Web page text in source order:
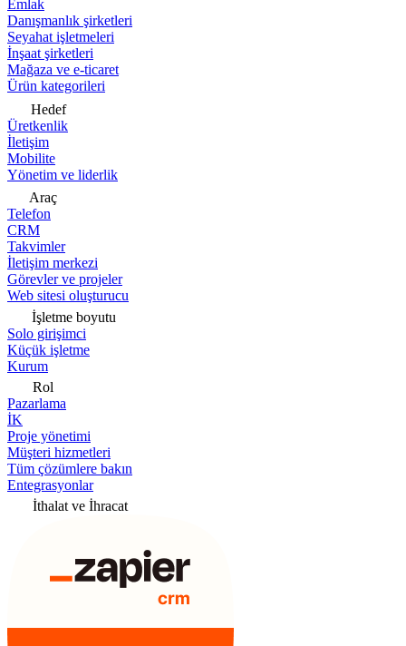
Emlak
Danışmanlık şirketleri
Seyahat işletmeleri
İnşaat şirketleri
Mağaza ve e-ticaret
Ürün kategorileri
Hedef
Üretkenlik
İletişim
Mobilite
Yönetim ve liderlik
Araç
Telefon
CRM
Takvimler
İletişim merkezi
Görevler ve projeler
Web sitesi oluşturucu
İşletme boyutu
Solo girişimci
Küçük işletme
Kurum
Rol
Pazarlama
İK
Proje yönetimi
Müşteri hizmetleri
Tüm çözümlere bakın
Entegrasyonlar
İthalat ve İhracat